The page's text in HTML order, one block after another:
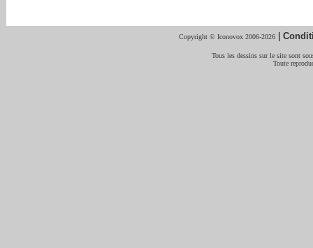
Copyright © Iconovox 2006-2026 |
Tous les dessins sur le site sont
Toute